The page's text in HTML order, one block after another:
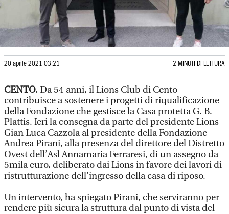
20 aprile 2021 03:21 2 MINUTI DI LETTURA
CENTO.Da 54 anni, il Lions Club di Cento
contribuisce a sostenere i progetti di riqualificazione
della Fondazione che gestisce la Casa protetta G. B.
Plattis. Ieri la consegna da parte del presidente Lions
Gian Luca Cazzola al presidente della Fondazione
Andrea Pirani, alla presenza del direttore del Distretto
Ovest dell’Asl Annamaria Ferraresi, di un assegno da
5mila euro, deliberato dai Lions in favore dei lavori di
ristrutturazione dell’ingresso della casa di riposo.
Un intervento, ha spiegato Pirani, che serviranno per
rendere più sicura la struttura dal punto di vista del